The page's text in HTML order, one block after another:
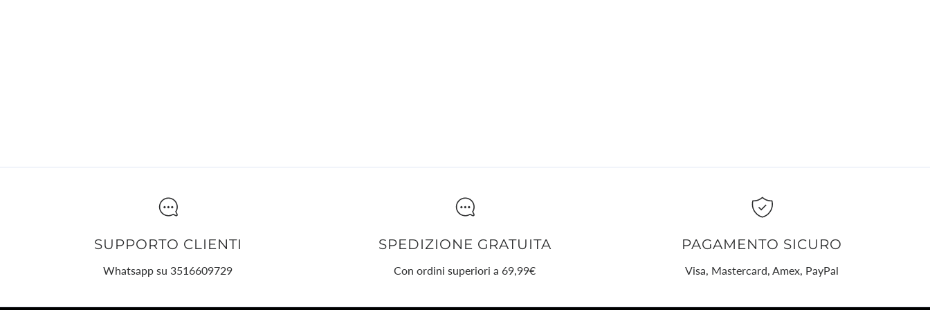
SUPPORTO CLIENTI
Whatsapp su 3516609729
SPEDIZIONE GRATUITA
Con ordini superiori a 69,99€
PAGAMENTO SICURO
Visa, Mastercard, Amex, PayPal